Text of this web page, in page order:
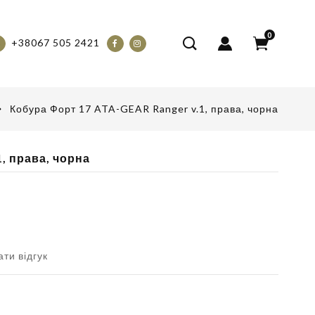
+38067 505 2421
0
Кобура Форт 17 ATA-GEAR Ranger v.1, права, чорна
права, чорна
відгук